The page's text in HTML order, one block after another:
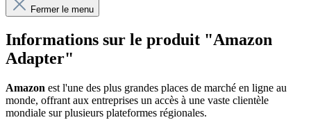
Fermer le menu
Informations sur le produit "Amazon
Adapter"
Amazon est l'une des plus grandes places de marché en ligne au
monde, offrant aux entreprises un accès à une vaste clientèle
mondiale sur plusieurs plateformes régionales.